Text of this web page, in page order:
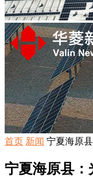
首页 新闻 宁夏海原
宁夏海原县：